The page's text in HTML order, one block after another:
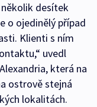
několik desítek
o ojedinělý případ
Klienti s ním
uvedl
která na
ostrově stejná
lokalitách.